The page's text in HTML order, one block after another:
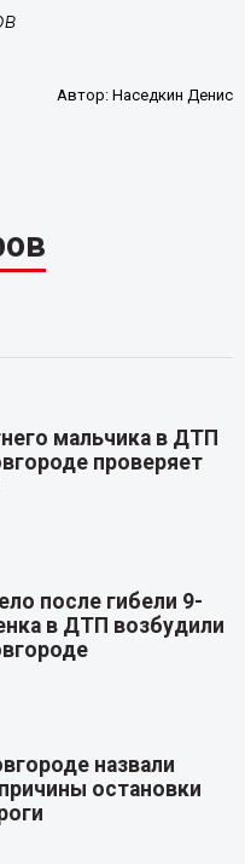
Автор:Наседкин Денис
мальчика в ДТП
проверяет
после гибели 9-
в ДТП возбудили
назвали
остановки